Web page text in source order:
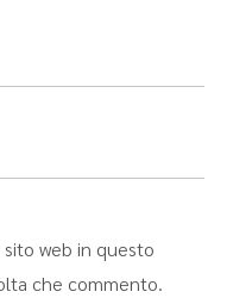
sito web in questo
che commento.